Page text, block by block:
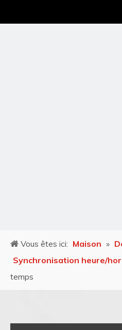
Vous êtes ici: Maison »
Synchronisation heure/
temps